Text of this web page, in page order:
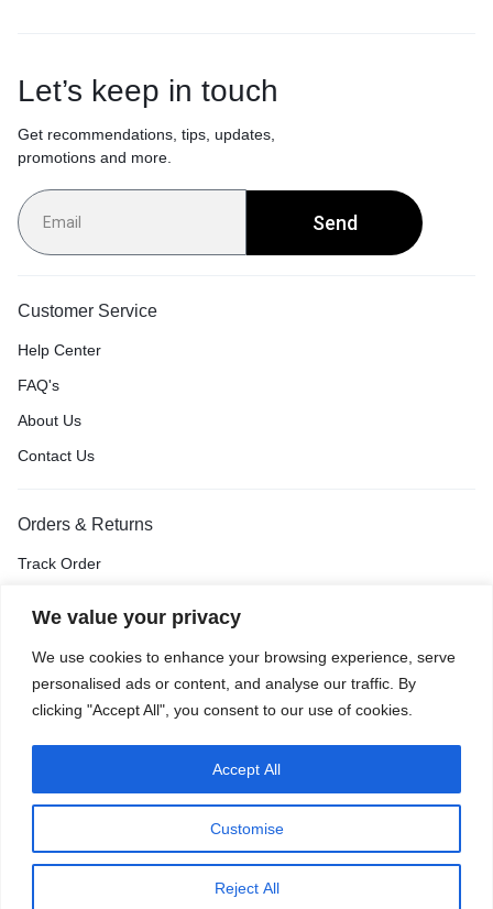
We value your privacy
We use cookies to enhance your browsing experience, serve
personalised ads or content, and analyse our traffic. By
clicking "Accept All", you consent to our use of cookies.
Customise
Reject All
Accept All
Let’s keep in touch
Get recommendations, tips, updates,
promotions and more.
Send
Customer Service
Help Center
FAQ's
About Us
Contact Us
Orders & Returns
Track Order
Return & Exchange
Terms of Use Accessibility